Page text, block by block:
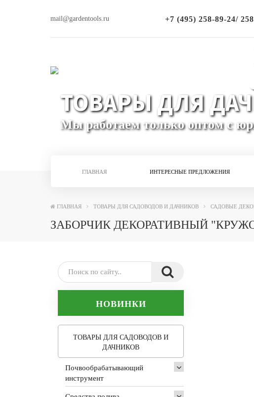
mail@gardentools.ru +7 (495) 258-89-24/
ТОВАРЫ ДЛЯ
Мы работаем только оптом с
ГЛАВНАЯ ИНТЕРЕСНЫЕ ПРЕДЛОЖЕНИЯ
ГЛАВНАЯ ТОВАРЫ ДЛЯ САДОВОДОВ И ДАЧНИКОВ САДОВЫЕ
ЗАБОРЧИК ДЕКОРАТИВНЫЙ
НОВИНКИ
ТОВАРЫ ДЛЯ САДОВОДОВ И
ДАЧНИКОВ
Почвообрабатывающий
инструмент